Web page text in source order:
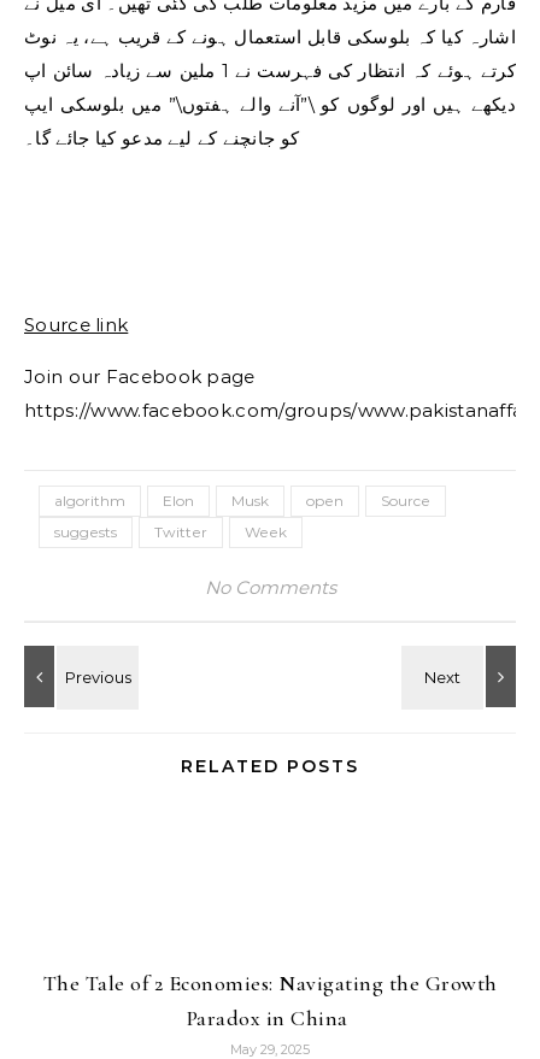
اشارہ کیا کہ بلوسکی قابل استعمال ہونے کے قریب ہے، یہ نوٹ
کرتے ہوئے کہ انتظار کی فہرست نے 1 ملین سے زیادہ سائن اپ
دیکھے ہیں اور لوگوں کو \”آنے والے ہفتوں\” میں بلوسکی ایپ
کو جانچنے کے لیے مدعو کیا جائے گا۔
Source link
Join our Facebook page
https://www.facebook.com/groups/
algorithm Elon Musk open
Source
suggests
Twitter Week
No Comments
RELATED POSTS
The Tale of 2 Economies: Navigating the Growth
Paradox in China
May 29, 2025